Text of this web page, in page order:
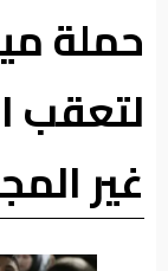
فرشة
الأسواق
وموقف
الفيديوهات
حملة
لتعقب
غير